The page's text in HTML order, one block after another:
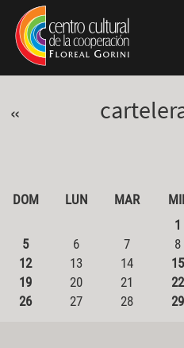
Pasar al contenido principal
Jump to main content
«
DOM LUN MAR
1
5
6 7 8
12
13 14 15
19
20 21 22
26
27 28 29